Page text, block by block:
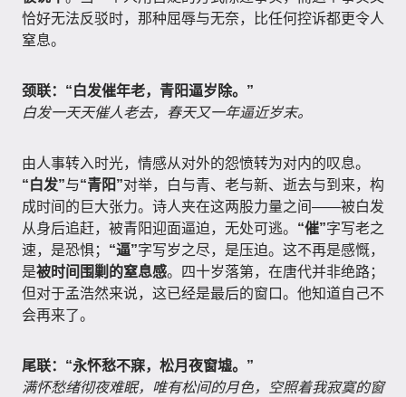
恰好无法反驳时，那种屈辱与无奈，比任何控诉都更令人
窒息。
颈联：“白发催年老，青阳逼岁除。”
白发一天天催人老去，春天又一年逼近岁末。
由人事转入时光，情感从对外的怨愤转为对内的叹息。
“白发”与“青阳”对举，白与青、老与新、逝去与到来，构
成时间的巨大张力。诗人夹在这两股力量之间——被白发
从身后追赶，被青阳迎面逼迫，无处可逃。 “催”字写老之
速，是恐惧； “逼”字写岁之尽，是压迫。这不再是感慨，
是被时间围剿的窒息感。四十岁落第，在唐代并非绝路；
但对于孟浩然来说，这已经是最后的窗口。他知道自己不
会再来了。
尾联：“永怀愁不寐，松月夜窗墟。”
满怀愁绪彻夜难眠，唯有松间的月色，空照着我寂寞的窗